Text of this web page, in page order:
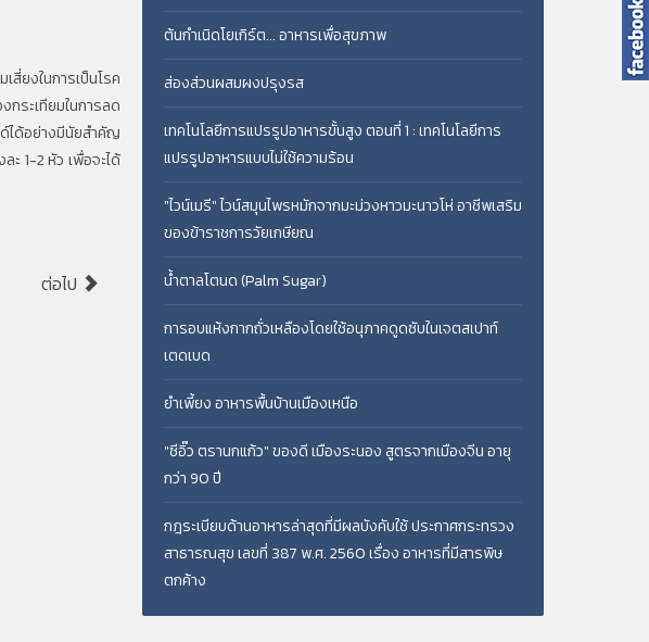
ยงในการเป็นโรค
ระเทียมในการลด
ด์ได้อย่างมีนัยสำคัญ
ะ 1-2 หัว เพื่อจะได้
ต่อไป
ต้นกำเนิดโยเกิร์ต... อาหารเพื่อสุขภาพ
ส่องส่วนผสมผงปรุงรส
เทคโนโลยีการแปรรูปอาหารขั้นสูง ตอนที่ 1 : เทคโนโลยีการ
แปรรูปอาหารแบบไม่ใช้ความร้อน
"ไวน์เมรี" ไวน์สมุนไพรหมักจากมะม่วงหาวมะนาวโห่ อาชีพเสริม
ของข้าราชการวัยเกษียณ
น้ำตาลโตนด (Palm Sugar)
การอบแห้งกากถั่วเหลืองโดยใช้อนุภาคดูดซับในเจตสเปาท์
เตดเบด
ยำเพี้ยง อาหารพื้นบ้านเมืองเหนือ
"ซีอิ๊ว ตรานกแก้ว" ของดี เมืองระนอง สูตรจากเมืองจีน อายุ
กว่า 90 ปี
กฎระเบียบด้านอาหารล่าสุดที่มีผลบังคับใช้ ประกาศกระทรวง
สาธารณสุข เลขที่ 387 พ.ศ. 2560 เรื่อง อาหารที่มีสารพิษ
ตกค้าง